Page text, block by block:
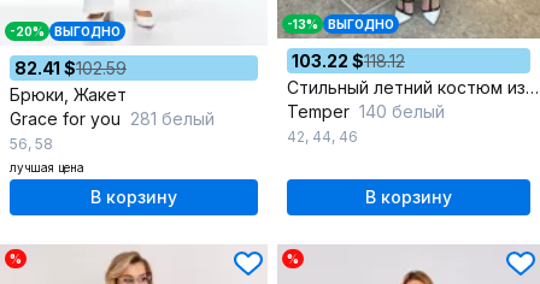
-20% ВЫГОДНО
82.41 $102.59
Брюки, Жакет
Grace for you 281 белый
56, 58
лучшая цена
В корзину
-13% ВЫГОДНО
103.22 $118.12
Стильный летний костюм из жакета и зауженных брюк
Temper 140 белый
42, 44, 46
В корзину
% %